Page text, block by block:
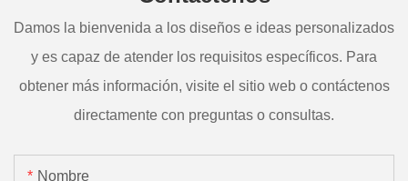
Damos la bienvenida a los diseños e ideas personalizados
y es capaz de atender los requisitos específicos. Para
obtener más información, visite el sitio web o contáctenos
directamente con preguntas o consultas.
Nombre